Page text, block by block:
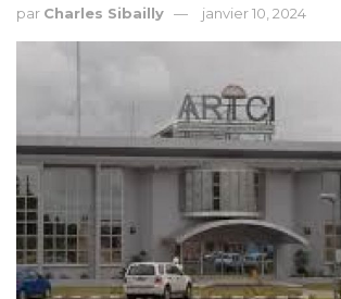
par Charles Sibailly janvier 10, 2024